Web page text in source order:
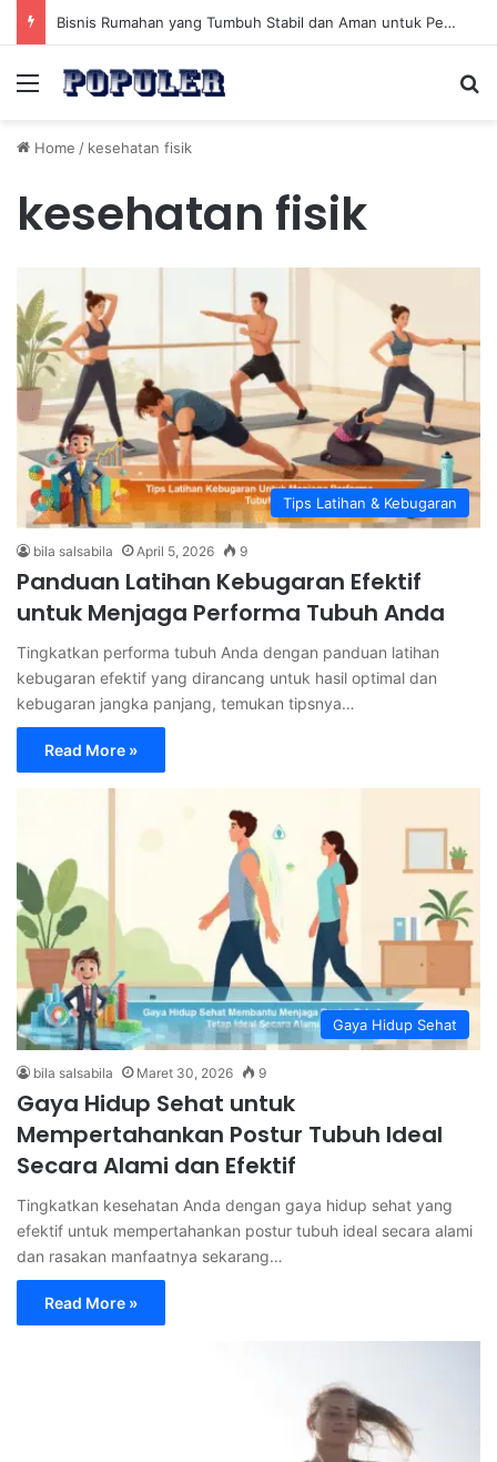
Bisnis Rumahan yang Tumbuh Stabil dan Aman untuk Pendapatan Jangka Panjang
Menu
Home / kesehatan fisik
kesehatan fisik
Tips Latihan & Kebugaran
bila salsabila April 5, 2026 9
Panduan Latihan Kebugaran Efektif
untuk Menjaga Performa Tubuh Anda
Tingkatkan performa tubuh Anda dengan panduan latihan
kebugaran efektif yang dirancang untuk hasil optimal dan
kebugaran jangka panjang, temukan tipsnya…
Read More »
Gaya Hidup Sehat
bila salsabila Maret 30, 2026 9
Gaya Hidup Sehat untuk
Mempertahankan Postur Tubuh Ideal
Secara Alami dan Efektif
Tingkatkan kesehatan Anda dengan gaya hidup sehat yang
efektif untuk mempertahankan postur tubuh ideal secara alami
dan rasakan manfaatnya sekarang…
Read More »